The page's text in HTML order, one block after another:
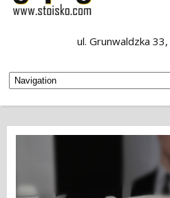
ul. Grunwaldzka